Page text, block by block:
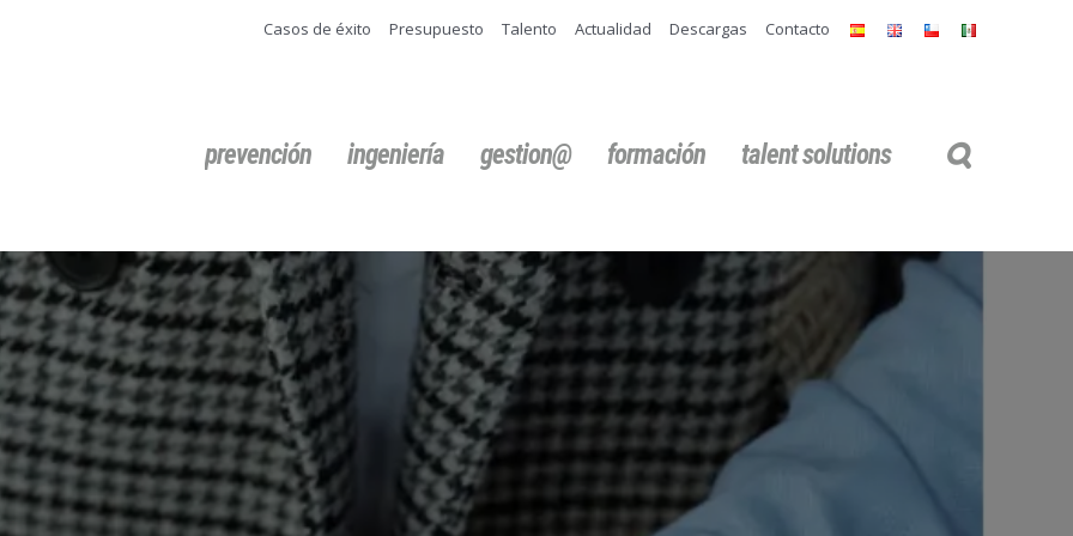
Casos de éxito Presupuesto Talento Actualidad Descargas Contacto
prevención ingeniería gestion@ formación talent solutions